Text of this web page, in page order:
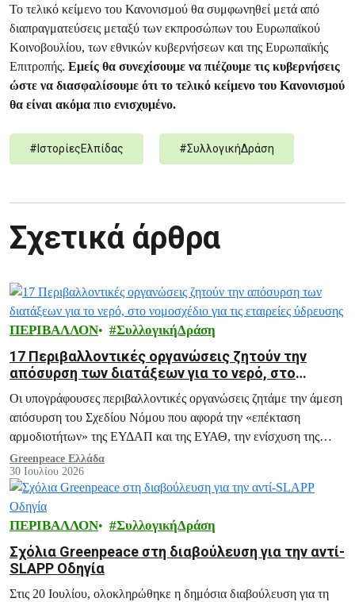
Το τελικό κείμενο του Κανονισμού θα συμφωνηθεί μετά από
διαπραγματεύσεις μεταξύ των εκπροσώπων του Ευρωπαϊκού
Κοινοβουλίου, των εθνικών κυβερνήσεων και της Ευρωπαϊκής
Επιτροπής. Εμείς θα συνεχίσουμε να πιέζουμε τις κυβερνήσεις
ώστε να διασφαλίσουμε ότι το τελικό κείμενο του Κανονισμού
θα είναι ακόμα πιο ενισχυμένο.
# ΙστορίεςΕλπίδας #ΣυλλογικήΔράση
Σχετικά άρθρα
ΠΕΡΙΒΑΛΛΟΝ ΣυλλογικήΔράση
17 Περιβαλλοντικές οργανώσεις ζητούν την
απόσυρση των διατάξεων για το νερό, στο
νομοσχέδιο για τις εταιρείες ύδρευσης
Οι υπογράφουσες περιβαλλοντικές οργανώσεις ζητάμε την άμεση
απόσυρση του Σχεδίου Νόμου που αφορά την «επέκταση
αρμοδιοτήτων» της ΕΥΔΑΠ και της ΕΥΑΘ, την ενίσχυση της
ΡΑΑΕΥ και του ΟΔΥΘ ΑΕ, και άλλες ανάλογες διατάξεις.
Greenpeace Ελλάδα
30 Ιουλίου 2026
ΠΕΡΙΒΑΛΛΟΝ ΣυλλογικήΔράση
Σχόλια Greenpeace στη διαβούλευση για την αντί-
SLAPP Οδηγία
Στις 20 Ιουλίου, ολοκληρώθηκε η δημόσια διαβούλευση για τη